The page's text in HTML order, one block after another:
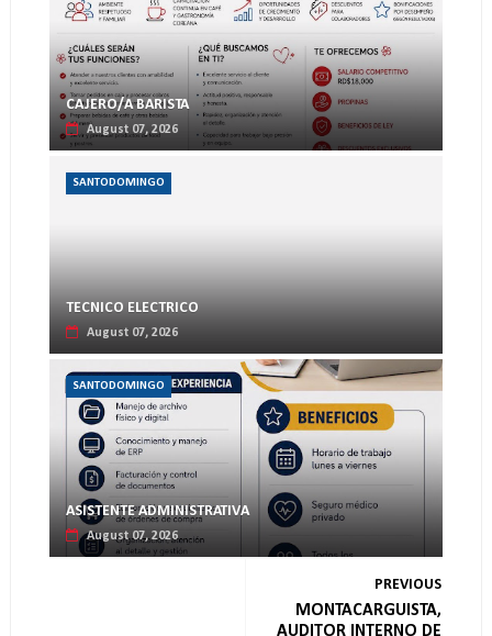
CAJERO/A BARISTA
August 07, 2026
SANTODOMINGO
TECNICO ELECTRICO
August 07, 2026
SANTODOMINGO
ASISTENTE ADMINISTRATIVA
August 07, 2026
PREVIOUS
MONTACARGUISTA,
AUDITOR INTERNO DE